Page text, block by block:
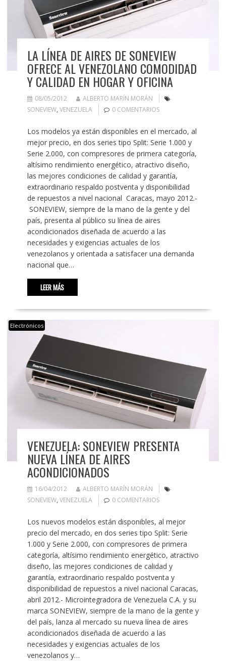
LA LÍNEA DE AIRES DE SONEVIEW
OFRECE AL VENEZOLANO COMODIDAD
Y CALIDAD EN HOGAR Y OFICINA
08/05/2012
ALBERTO MARÍN MORÁN
SONEVIEW, VENEZUELA 0 COMENTARIOS
Los modelos ya están disponibles en el mercado, al
mejor precio, en dos series tipo Split: Serie 1.000 y
Serie 2.000, con compresores de primera categoría,
altísimo rendimiento energético, atractivo diseño,
las mejores condiciones de calidad y garantía,
extraordinario respaldo postventa y disponibilidad
de repuestos a nivel nacional Caracas, mayo 2012.-
SONEVIEW, siempre de la mano de la gente y del
país, presenta al público su línea de aires
acondicionados diseñada de acuerdo a las
necesidades y exigencias actuales de los
venezolanos y orientada a satisfacer una demanda
nacional que…
LEER MÁS
Electrónicos
VENEZUELA: SONEVIEW PRESENTA
NUEVA LÍNEA DE AIRES
ACONDICIONADOS
16/04/2012
ALBERTO MARÍN MORÁN
SONEVIEW, VENEZUELA 0 COMENTARIOS
Los nuevos modelos están disponibles, al mejor
precio del mercado, en dos series tipo Split: Serie
1.000 y Serie 2.000, con compresores de primera
categoría, altísimo rendimiento energético, atractivo
diseño, las mejores condiciones de calidad y
garantía, extraordinario respaldo postventa y
disponibilidad de repuestos a nivel nacional Caracas,
abril 2012.- Microintegradora de Venezuela C.A. y su
marca SONEVIEW, siempre de la mano de la gente y
del país, lanza al mercado su nueva línea de aires
acondicionados diseñada de acuerdo a las
necesidades y exigencias actuales de los
venezolanos y…